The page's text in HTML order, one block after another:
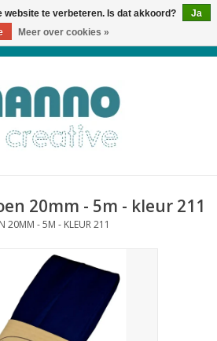
20mm - 5m - kleur 211
20MM - 5M - KLEUR 211
website te verbeteren. Is dat akkoord?
Ja
Meer over cookies »